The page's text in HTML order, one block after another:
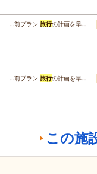
…前プラン旅行の計画を早…
…前プラン旅行の計画を早…
この施